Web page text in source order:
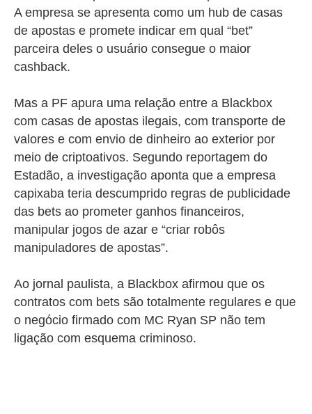
A empresa se apresenta como um hub de casas
de apostas e promete indicar em qual “bet”
parceira deles o usuário consegue o maior
cashback.
Mas a PF apura uma relação entre a Blackbox
com casas de apostas ilegais, com transporte de
valores e com envio de dinheiro ao exterior por
meio de criptoativos. Segundo reportagem do
Estadão, a investigação aponta que a empresa
capixaba teria descumprido regras de publicidade
das bets ao prometer ganhos financeiros,
manipular jogos de azar e “criar robôs
manipuladores de apostas”.
Ao jornal paulista, a Blackbox afirmou que os
contratos com bets são totalmente regulares e que
o negócio firmado com MC Ryan SP não tem
ligação com esquema criminoso.